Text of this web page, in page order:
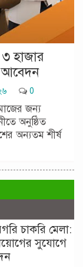
৩ হাজার
আবেদন
0
জন্য
অনুষ্ঠিত
অন্যতম শীর্ষ
চাকরি মেলা:
সুযোগে